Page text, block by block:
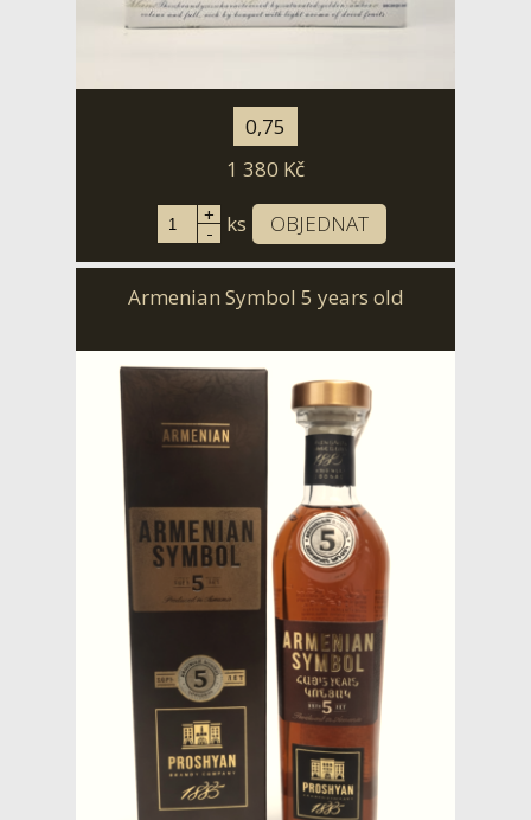
0,75
1 380 Kč
+
- ks OBJEDNAT
Armenian Symbol 5 years old